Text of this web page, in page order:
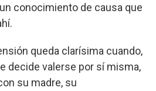
conocimiento de causa que
queda clarísima cuando,
decide valerse por sí misma,
su madre, su